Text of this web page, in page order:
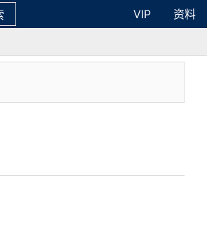
VIP
资料